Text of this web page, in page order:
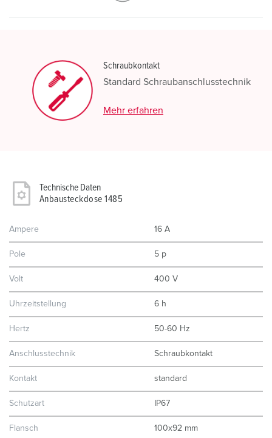
Schraubkontakt
Standard Schraubanschlusstechnik
Mehr erfahren
Technische Daten
Anbausteckdose 1485
Ampere 16 A
Pole 5 p
Volt 400 V
Uhrzeitstellung 6 h
Hertz 50-60 Hz
Anschlusstechnik Schraubkontakt
Kontakt standard
Schutzart IP67
Flansch 100x92 mm